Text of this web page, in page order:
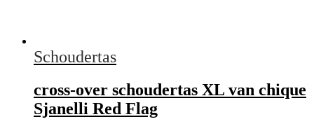
Schoudertas
cross-over schoudertas XL van chique
Sjanelli Red Flag